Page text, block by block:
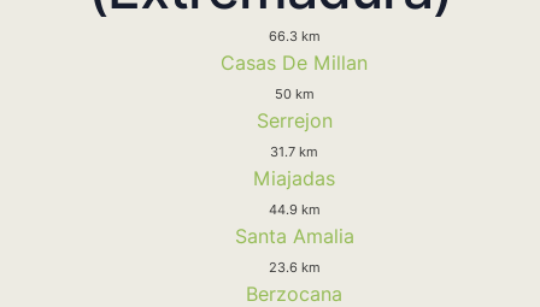
66.3 km
Casas De Millan
50 km
Serrejon
31.7 km
Miajadas
44.9 km
Santa Amalia
23.6 km
Berzocana